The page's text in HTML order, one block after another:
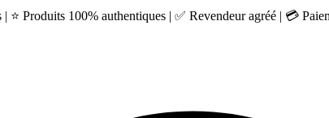
Produits 100% authentiques | ✅ Revendeur agréé | 💳